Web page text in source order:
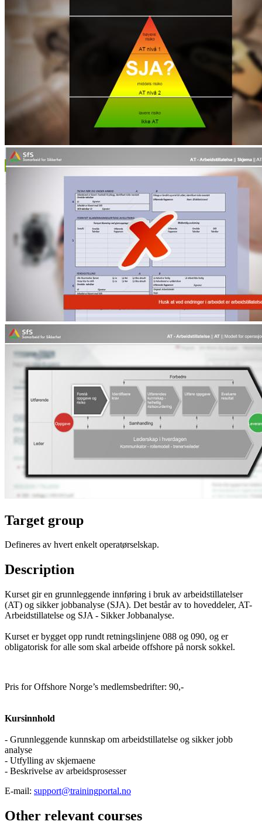
Target group
Defineres av hvert enkelt operatørselskap.
Description
Kurset gir en grunnleggende innføring i bruk av arbeidstillatelser
(AT) og sikker jobbanalyse (SJA). Det består av to hoveddeler, AT-
Arbeidstillatelse og SJA - Sikker Jobbanalyse.
Kurset er bygget opp rundt retningslinjene 088 og 090, og er
obligatorisk for alle som skal arbeide offshore på norsk sokkel.
Pris for Offshore Norge’s medlemsbedrifter: 90,-
Kursinnhold
- Grunnleggende kunnskap om arbeidstillatelse og sikker jobb
analyse
- Utfylling av skjemaene
- Beskrivelse av arbeidsprosesser
E-mail: support@trainingportal.no
Other relevant courses